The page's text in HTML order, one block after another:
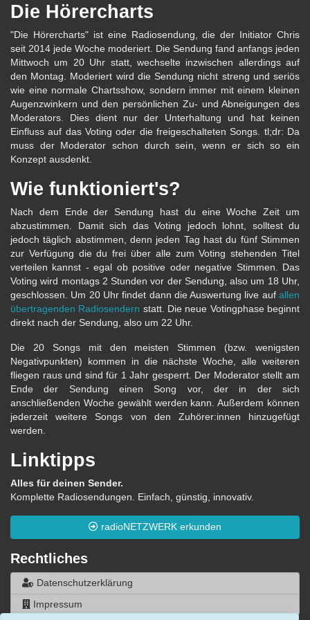
Die Hörercharts
"Die Hörercharts" ist eine Radiosendung, die der Initiator Chris
seit 2014 jede Woche moderiert. Die Sendung fand anfangs jeden
Mittwoch um 20 Uhr statt, wechselte inzwischen allerdings auf
den Montag. Moderiert wird die Sendung nicht streng und seriös
wie eine normale Chartsshow, sondern immer mit einem kleinen
Augenzwinkern und den persönlichen Zu- und Abneigungen des
Moderators. Dies dient nur der Unterhaltung und hat keinen
Einfluss auf das Voting oder die freigeschalteten Songs. tl;dr: Da
muss der Moderator schon durch sein, wenn er sich so ein
Konzept ausdenkt.
Wie funktioniert's?
Nach dem Ende der Sendung hast du eine Woche Zeit um
abzustimmen. Damit sich das Voting jedoch lohnt, solltest du
jedoch täglich abstimmen, denn jeden Tag hast du fünf Stimmen
zur Verfügung die du frei über alle zum Voting stehenden Titel
verteilen kannst - egal ob positive oder negative Stimmen. Das
Voting wird montags 2 Stunden vor der Sendung, also um 18 Uhr,
geschlossen. Um 20 Uhr findet dann die Auswertung live auf allen
übertragenden Radiosendern statt. Die neue Votingphase beginnt
direkt nach der Sendung, also um 22 Uhr.
Die 20 Songs mit den meisten Stimmen (bzw. wenigsten
Negativpunkten) kommen in die nächste Woche, alle weiteren
fliegen raus und sind für 1 Jahr gesperrt. Der Moderator stellt am
Ende der Sendung einen Song vor, der in der sich
anschließenden Woche gewählt werden kann. Außerdem können
jederzeit weitere Songs von den Zuhörer:innen hinzugefügt
werden.
Linktipps
Alles für deinen Sender.
Komplette Radiosendungen. Einfach, günstig, innovativ.
radioNETZWERK erkunden
Rechtliches
Datenschutzerklärung
Impressum